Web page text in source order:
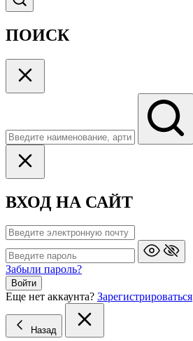
ПОИСК
ВХОД НА САЙТ
Забыли пароль?
Войти
Еще нет аккаунта? Зарегистрироваться
Назад